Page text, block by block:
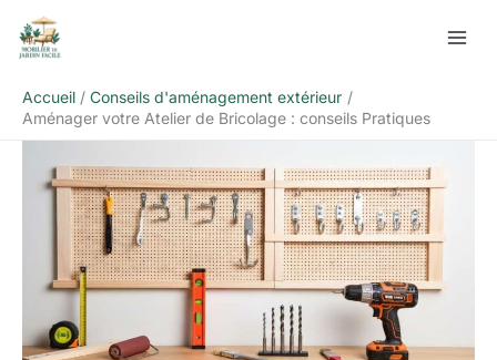
Accueil
Conseils d'aménagement extérieur
Aménager votre Atelier de Bricolage : conseils Pratiques
Rechercher